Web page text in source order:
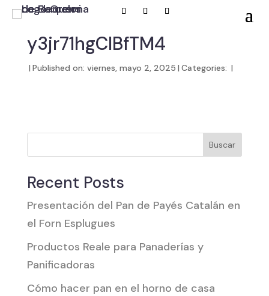
y3jr71hgCIBfTM4
| Published on: viernes, mayo 2, 2025 | Categories: |
Buscar
Recent Posts
Presentación del Pan de Payés Catalán en
el Forn Esplugues
Productos Reale para Panaderías y
Panificadoras
Cómo hacer pan en el horno de casa